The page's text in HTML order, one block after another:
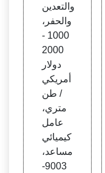
والتعدين
والحفر،
1000 -
2000
دولار
أمريكي
/ طن
متري،
عامل
كيميائي
مساعد،
9003-